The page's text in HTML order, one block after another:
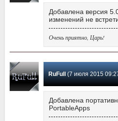
Добавлена версия
изменений не
Очень приятно, Царь!
RuFull(7 июля 2015 09:27)
Добавлена
PortableApps